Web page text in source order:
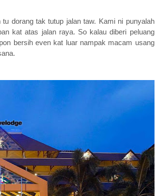
dorang tak tutup jalan taw. Kami ni punyalah
kat atas jalan raya. So kalau diberi peluang
bersih even kat luar nampak macam usang